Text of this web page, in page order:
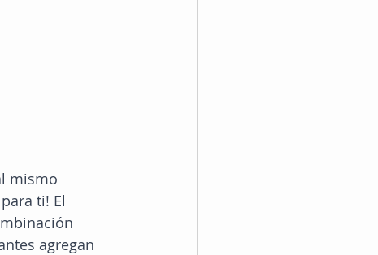
mismo
ti! El
agregan